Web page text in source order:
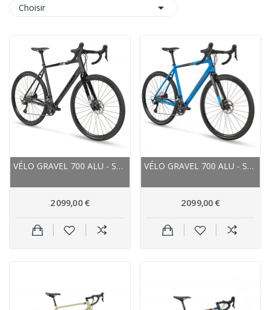
Choisir 
VÉLO GRAVEL 700 ALU - STEVENS 2022 PRESTIGE -...
2 099,00 €
VÉLO GRAVEL 700 ALU - STEVENS 2022 PRESTIGE -...
2 099,00 €